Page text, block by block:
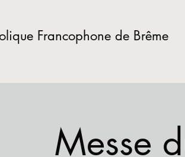
Francophone de Brême
Messe